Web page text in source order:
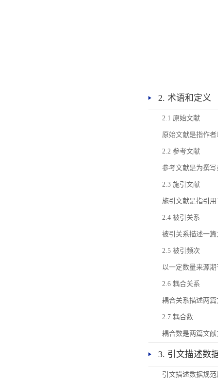
2. 术语和定义
2.1 原始文献
原始文献是指作
2.2 参考文献
参考文献是为撰
2.3 施引文献
施引文献是指引
2.4 被引关系
被引关系描述一
2.5 被引频次
以一定数量来源
2.6 耦合关系
耦合关系描述两
2.7 耦合数
耦合数是两篇文
3. 引文描述数
引文描述数据规